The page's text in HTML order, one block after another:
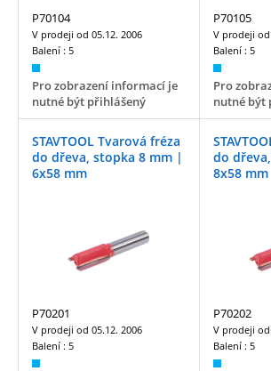
P70104
V prodeji od 05.12. 2006
Balení : 5
Pro zobrazení informací je
nutné být přihlášený
P70105
V prodeji od
Balení : 5
Pro
nutné být
STAVTOOL Tvarová fréza
do dřeva, stopka 8 mm |
6x58 mm
P70201
V prodeji od 05.12. 2006
Balení : 5
do
8x58 mm
P70202
V prodeji od
Balení : 5